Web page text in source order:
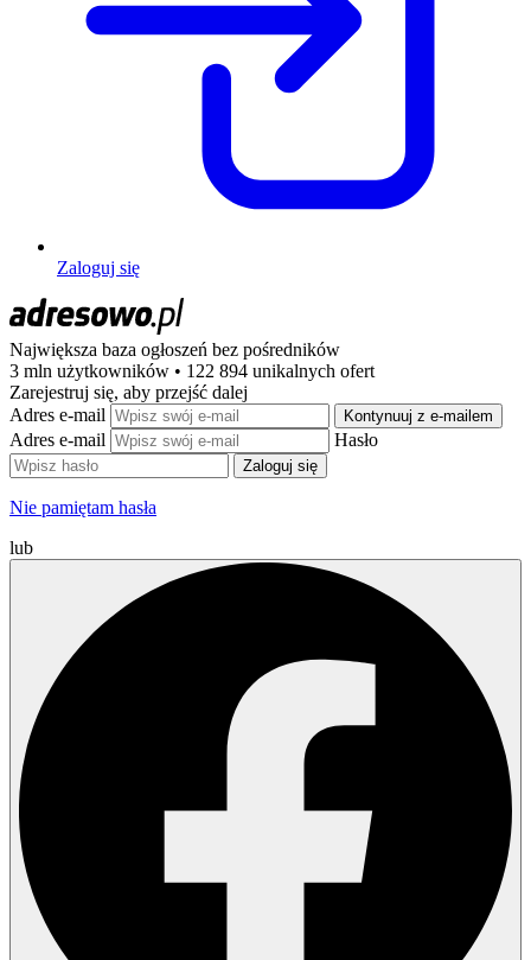
Zaloguj się
Największa baza ogłoszeń bez pośredników
3 mln użytkowników • 122 894 unikalnych ofert
Zarejestruj się, aby przejść dalej
Adres e-mail
Kontynuuj z e-mailem
Adres e-mail Hasło
Zaloguj się
Nie pamiętam hasła
lub